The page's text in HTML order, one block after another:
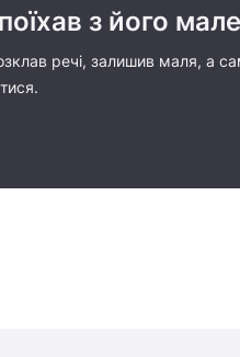
з його
речі, залишив маля, а